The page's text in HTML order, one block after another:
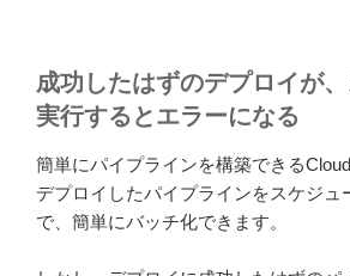
成功したはずのデプロイが
実行するとエラーになる
簡単にパイプラインを構築できるCloud
デプロイしたパイプラインをスケジュ
で、簡単にバッチ化できます。